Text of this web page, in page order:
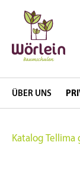
ÜBER UNS
Katalog Tellima